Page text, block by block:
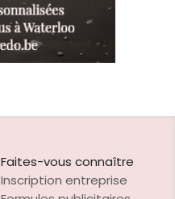
Faites-vous connaître
Inscription entreprise